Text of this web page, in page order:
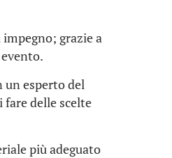
grazie a
un esperto del
delle scelte
più adeguato